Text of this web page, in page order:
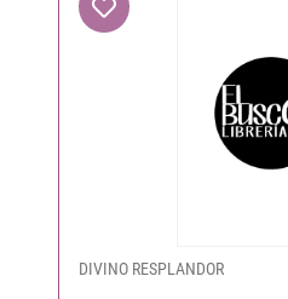
DIVINO RESPLANDOR